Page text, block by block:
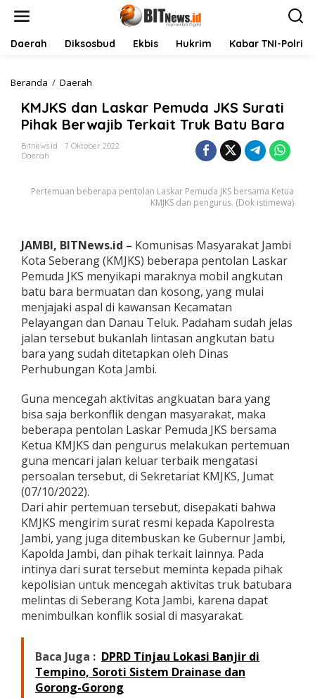
Daerah Diksosbud Ekbis Hukrim Kabar TNI-Polri
Beranda / Daerah
J
K
S
d
a
r
P
e
u
d
a
J
K
S
S
r
a
t
i
P
i
h
B
e
r
w
a
j
i
b
T
k
a
i
t
KMJKS dan Laskar Pemuda JKS Surati
Pihak Berwajib Terkait Truk Batu Bara
Bitnews.id
7 Oktober 2022
Daerah
Pertemuan beberapa pentolan Laskar Pemuda JKS bersama Ketua
KMJKS dan pengurus. (Dok istimewa)
JAMBI, BITNews.id – Komunisas Masyarakat Jambi
Kota Seberang (KMJKS) beberapa pentolan Laskar
Pemuda JKS menyikapi maraknya mobil angkutan
batu bara bermuatan dan kosong, yang mulai
menjajaki aspal di kawansan Kecamatan
Pelayangan dan Danau Teluk. Padaham sudah jelas
jalan tersebut bukanlah lintasan angkutan batu
bara yang sudah ditetapkan oleh Dinas
Perhubungan Kota Jambi.
Guna mencegah aktivitas angkuatan bara yang
bisa saja berkonflik dengan masyarakat, maka
beberapa pentolan Laskar Pemuda JKS bersama
Ketua KMJKS dan pengurus melakukan pertemuan
guna mencari jalan keluar terbaik mengatasi
persoalan tersebut, di Sekretariat KMJKS, Jumat
(07/10/2022).
Dari ahir pertemuan tersebut, disepakati bahwa
KMJKS mengirim surat resmi kepada Kapolresta
Jambi, yang juga ditembuskan ke Gubernur Jambi,
Kapolda Jambi, dan pihak terkait lainnya. Pada
intinya dari surat tersebut meminta kepada pihak
kepolisian untuk mencegah aktivitas truk batubara
melintas di Seberang Kota Jambi, karena dapat
menimbulkan konflik sosial di masyarakat.
Baca Juga : DPRD Tinjau Lokasi Banjir di
Tempino, Soroti Sistem Drainase dan
Gorong-Gorong